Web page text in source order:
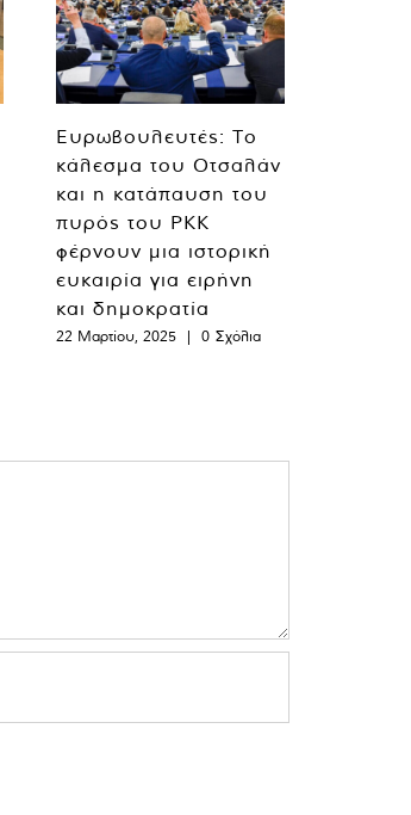
Ευρωβουλευτές: Το
κάλεσμα του Οτσαλάν
και η κατάπαυση του
πυρός του PKK
φέρνουν μια ιστορική
ευκαιρία για ειρήνη
και δημοκρατία
22 Μαρτίου, 2025 | 0 Σχόλια